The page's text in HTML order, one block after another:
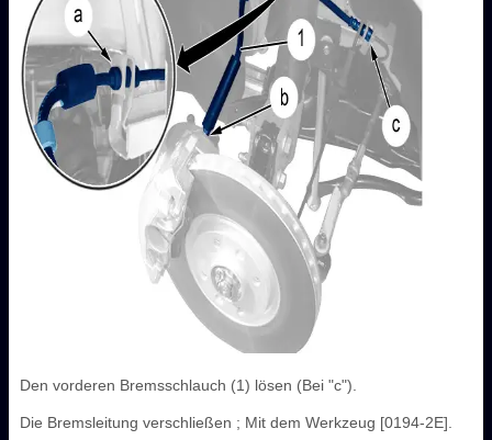
Den vorderen Bremsschlauch (1) lösen (Bei "c").
Die Bremsleitung verschließen ; Mit dem Werkzeug [0194-2E].